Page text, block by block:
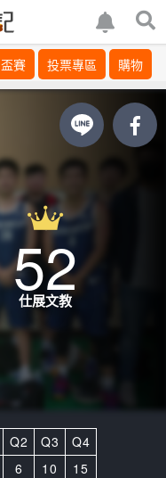
盃賽 投票專區 購物
52
仕展文教
Q2 Q3
Q4
6 10
15